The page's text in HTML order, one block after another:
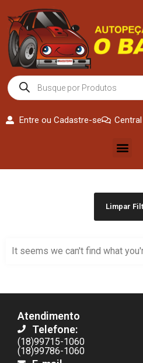
Entre ou Cadastre-se
Limpar
It seems we can't find what
Atendimento
Telefone:
(18)99715-1060
(18)99786-1060